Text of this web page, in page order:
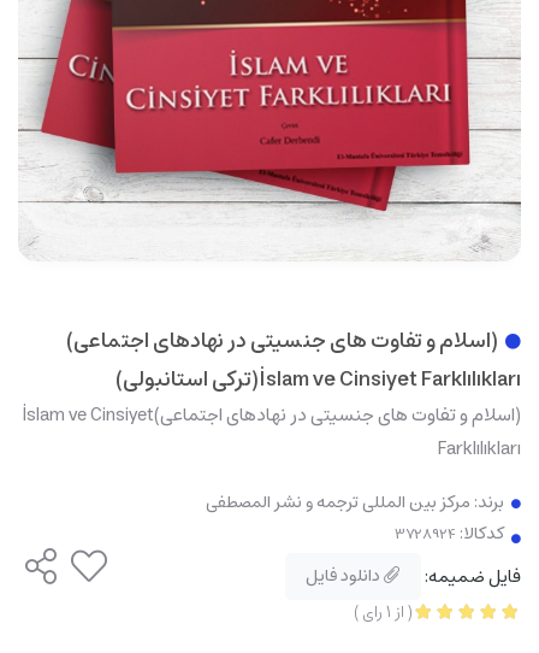
(اسلام و تفاوت های جنسیتی در نهادهای اجتماعی)
İslam ve Cinsiyet Farklılıkları(ترکی استانبولی)
(اسلام و تفاوت های جنسیتی در نهادهای اجتماعی)İslam ve Cinsiyet
Farklılıkları
برند: مرکز بین المللی ترجمه و نشر المصطفی
کدکالا:
فایل ضمیمه: دانلود فایل
(از1رای)